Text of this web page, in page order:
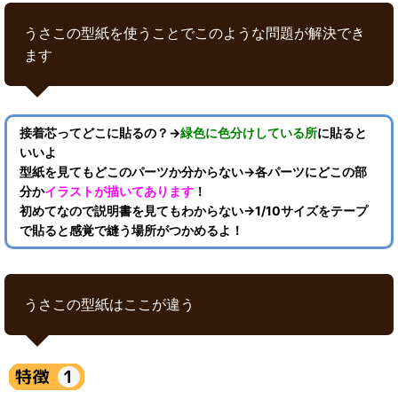
うさこの型紙を使うことでこのような問題が解決でき
ます
接着芯ってどこに貼るの？→緑色に色分けしている所に貼ると
いいよ
型紙を見てもどこのパーツか分からない→各パーツにどこの部
分かイラストが描いてあります ！
初めてなので説明書を見てもわからない→1/10サイズをテープ
で貼ると感覚で縫う場所がつかめるよ！
うさこの型紙はここが違う